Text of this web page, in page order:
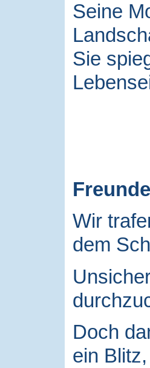
Seine
Sie
Freunde
Wir
dem
Doch
ein Blitz,